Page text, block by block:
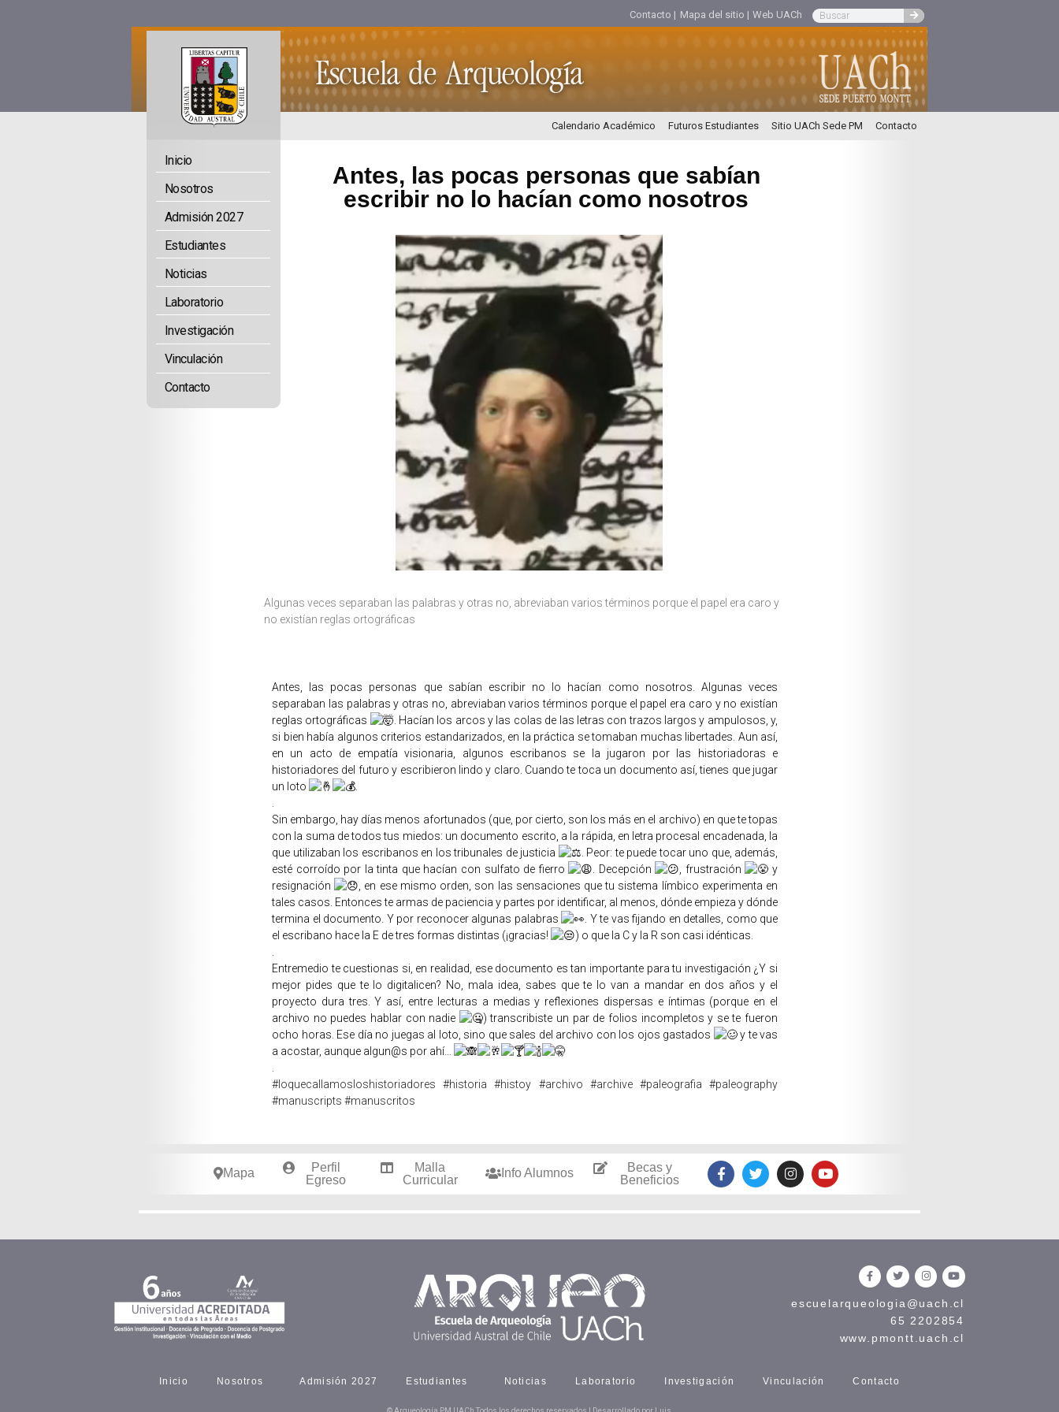
Contacto | Mapa del sitio | Web UACh
Calendario Académico Futuros Estudiantes Sitio UACh Sede PM Contacto
Inicio
Nosotros
Admisión 2027
Estudiantes
Noticias
Laboratorio
Investigación
Vinculación
Contacto
Antes, las pocas personas que sabían
escribir no lo hacían como nosotros
Algunas veces separaban las palabras y otras no, abreviaban varios términos porque el papel era caro y
no existían reglas ortográficas
Antes, las pocas personas que sabían escribir no lo hacían como nosotros. Algunas veces
separaban las palabras y otras no, abreviaban varios términos porque el papel era caro y no existían
reglas ortográficas
. Hacían los arcos y las colas de las letras con trazos largos y ampulosos, y,
si bien había algunos criterios estandarizados, en la práctica se tomaban muchas libertades. Aun así,
en un acto de empatía visionaria, algunos escribanos se la jugaron por las historiadoras e
historiadores del futuro y escribieron lindo y claro. Cuando te toca un documento así, tienes que jugar
un loto
Sin embargo, hay días menos afortunados (que, por cierto, son los más en el archivo) en que te topas
con la suma de todos tus miedos: un documento escrito, a la rápida, en letra procesal encadenada, la
que utilizaban los escribanos en los tribunales de justicia
. Peor: te puede tocar uno que, además,
esté corroído por la tinta que hacían con sulfato de fierro
. Decepción , frustración
y
resignación
, en ese mismo orden, son las sensaciones que tu sistema límbico experimenta en
tales casos. Entonces te armas de paciencia y partes por identificar, al menos, dónde empieza y dónde
termina el documento. Y por reconocer algunas palabras
. Y te vas fijando en detalles, como que
el escribano hace la E de tres formas distintas (¡gracias!
) o que la C y la R son casi idénticas.
Entremedio te cuestionas si, en realidad, ese documento es tan importante para tu investigación ¿Y si
mejor pides que te lo digitalicen? No, mala idea, sabes que te lo van a mandar en dos años y el
proyecto dura tres. Y así, entre lecturas a medias y reflexiones dispersas e íntimas (porque en el
archivo no puedes hablar con nadie
) transcribiste un par de folios incompletos y se te fueron
ocho horas. Ese día no juegas al loto, sino que sales del archivo con los ojos gastados
y te vas
a acostar, aunque algun@s por ahí…
#loquecallamosloshistoriadores
#historia #histoy #archivo #archive #paleografia
#paleography
#manuscripts #manuscritos
Mapa
Perfil
Egreso
Malla
Curricular
Info Alumnos
Becas y
Beneficios
escuelarqueologia@uach.cl
65 2202854
www.pmontt.uach.cl
Inicio Nosotros Admisión 2027 Estudiantes Noticias Laboratorio Investigación Vinculación Contacto